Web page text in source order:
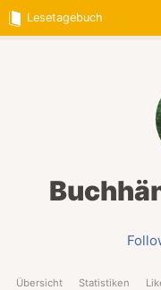
Lesetagebuch
Übersicht Statistiken